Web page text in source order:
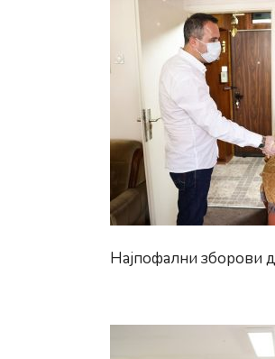
Најпофални зборови